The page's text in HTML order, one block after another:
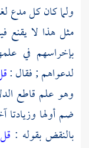
ولما كان كل مدع
مثل هذا لا يقنع
بإخراسهم في
لدعواهم ; فقال :
وهو علم قاطع
ضم أولها وزيادتا
بالنقض بقوله :